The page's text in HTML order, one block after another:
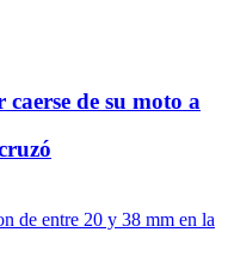
de su moto a